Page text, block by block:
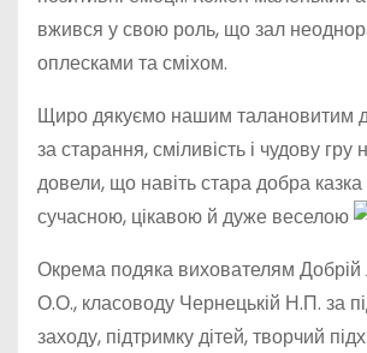
вжився у свою роль, що зал
оплесками та сміхом.
Щиро дякуємо нашим талановитим
за старання, сміливість і чудову гру
довели, що навіть стара добра
сучасною, цікавою й дуже веселою
Окрема подяка вихователям Добрій
О.О., класоводу Чернецькій Н.П. за
заходу, підтримку дітей, творчий